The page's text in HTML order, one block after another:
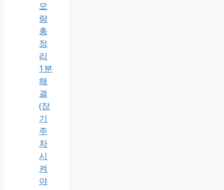
모
량
총
정
리
1분
해
결
(장
기
주
차
시
켜
야